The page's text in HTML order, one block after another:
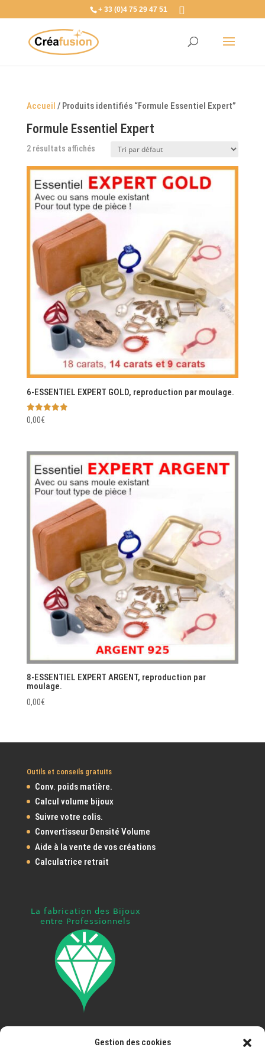
Gestion des cookies
+ 33 (0)4 75 29 47 51
Accueil / Produits identifiés “Formule Essentiel Expert”
Formule Essentiel Expert
2 résultats affichés
6-ESSENTIEL EXPERT GOLD, reproduction par moulage.
Note
5.00
0,00€
8-ESSENTIEL EXPERT ARGENT, reproduction par
moulage.
0,00€
Outils et conseils gratuits
Conv. poids matière.
Calcul volume bijoux
Suivre votre colis.
Convertisseur Densité Volume
Aide à la vente de vos créations
Calculatrice retrait
Pays ouvert à la livraison: France, Espagne, Portugal,